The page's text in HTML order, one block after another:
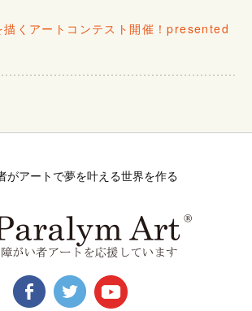
描くアートコンテスト開催！presented
がアートで夢を叶える世界を作る